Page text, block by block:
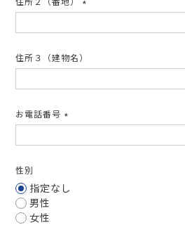
須)
住所３（建物名）
お電話番号
須)
性別
指定なし
男性
女性